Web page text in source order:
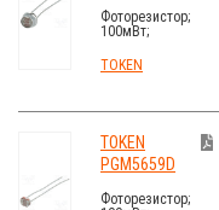
Фоторезистор;
100мВт;
540нм;
Монтаж: THT;
TOKEN
TOKEN
PGM5659D
Фоторезистор;